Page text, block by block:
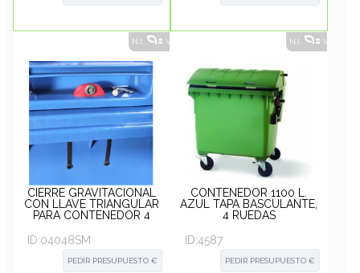
N.I. VER ALTERNATIVAS
CIERRE GRAVITACIONAL
CON LLAVE TRIANGULAR
PARA CONTENEDOR 4
ID:04048SM
PEDIR PRESUPUESTO €
N.I. VER
CONTENEDOR 1100 L.
AZUL TAPA BASCULANTE,
4 RUEDAS
ID:4587
PEDIR PRESUPUESTO €